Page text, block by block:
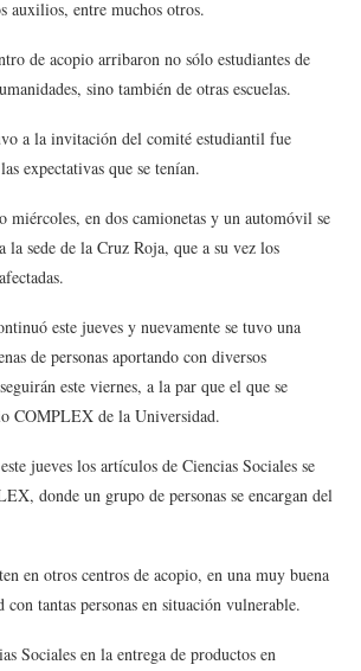
auxilios, entre muchos otros.
de acopio arribaron no sólo estudiantes de
sino también de otras escuelas.
a la invitación del comité estudiantil fue
expectativas que se tenían.
miércoles, en dos camionetas y un automóvil se
sede de la Cruz Roja, que a su vez los
este jueves y nuevamente se tuvo una
de personas aportando con diversos
este viernes, a la par que el que se
COMPLEX de la Universidad.
jueves los artículos de Ciencias Sociales se
donde un grupo de personas se encargan del
en otros centros de acopio, en una muy buena
con tantas personas en situación vulnerable.
Sociales en la entrega de productos en